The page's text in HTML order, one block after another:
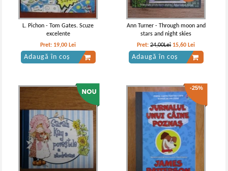
L. Pichon - Tom Gates. Scuze
excelente
Pret: 19,00 Lei
Adaugă în coș
Ann Turner - Through moon and
stars and night skies
Pret:24,00Lei 15,60 Lei
Adaugă în coș
-25%